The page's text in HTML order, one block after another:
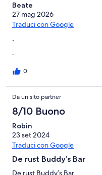
Beate
27 mag 2026
Traduci con Google
.
.
0
Da un sito partner
8/10 Buono
Robin
23 set 2024
Traduci con Google
De rust Buddy’s Bar
De rust Buddy’s Bar